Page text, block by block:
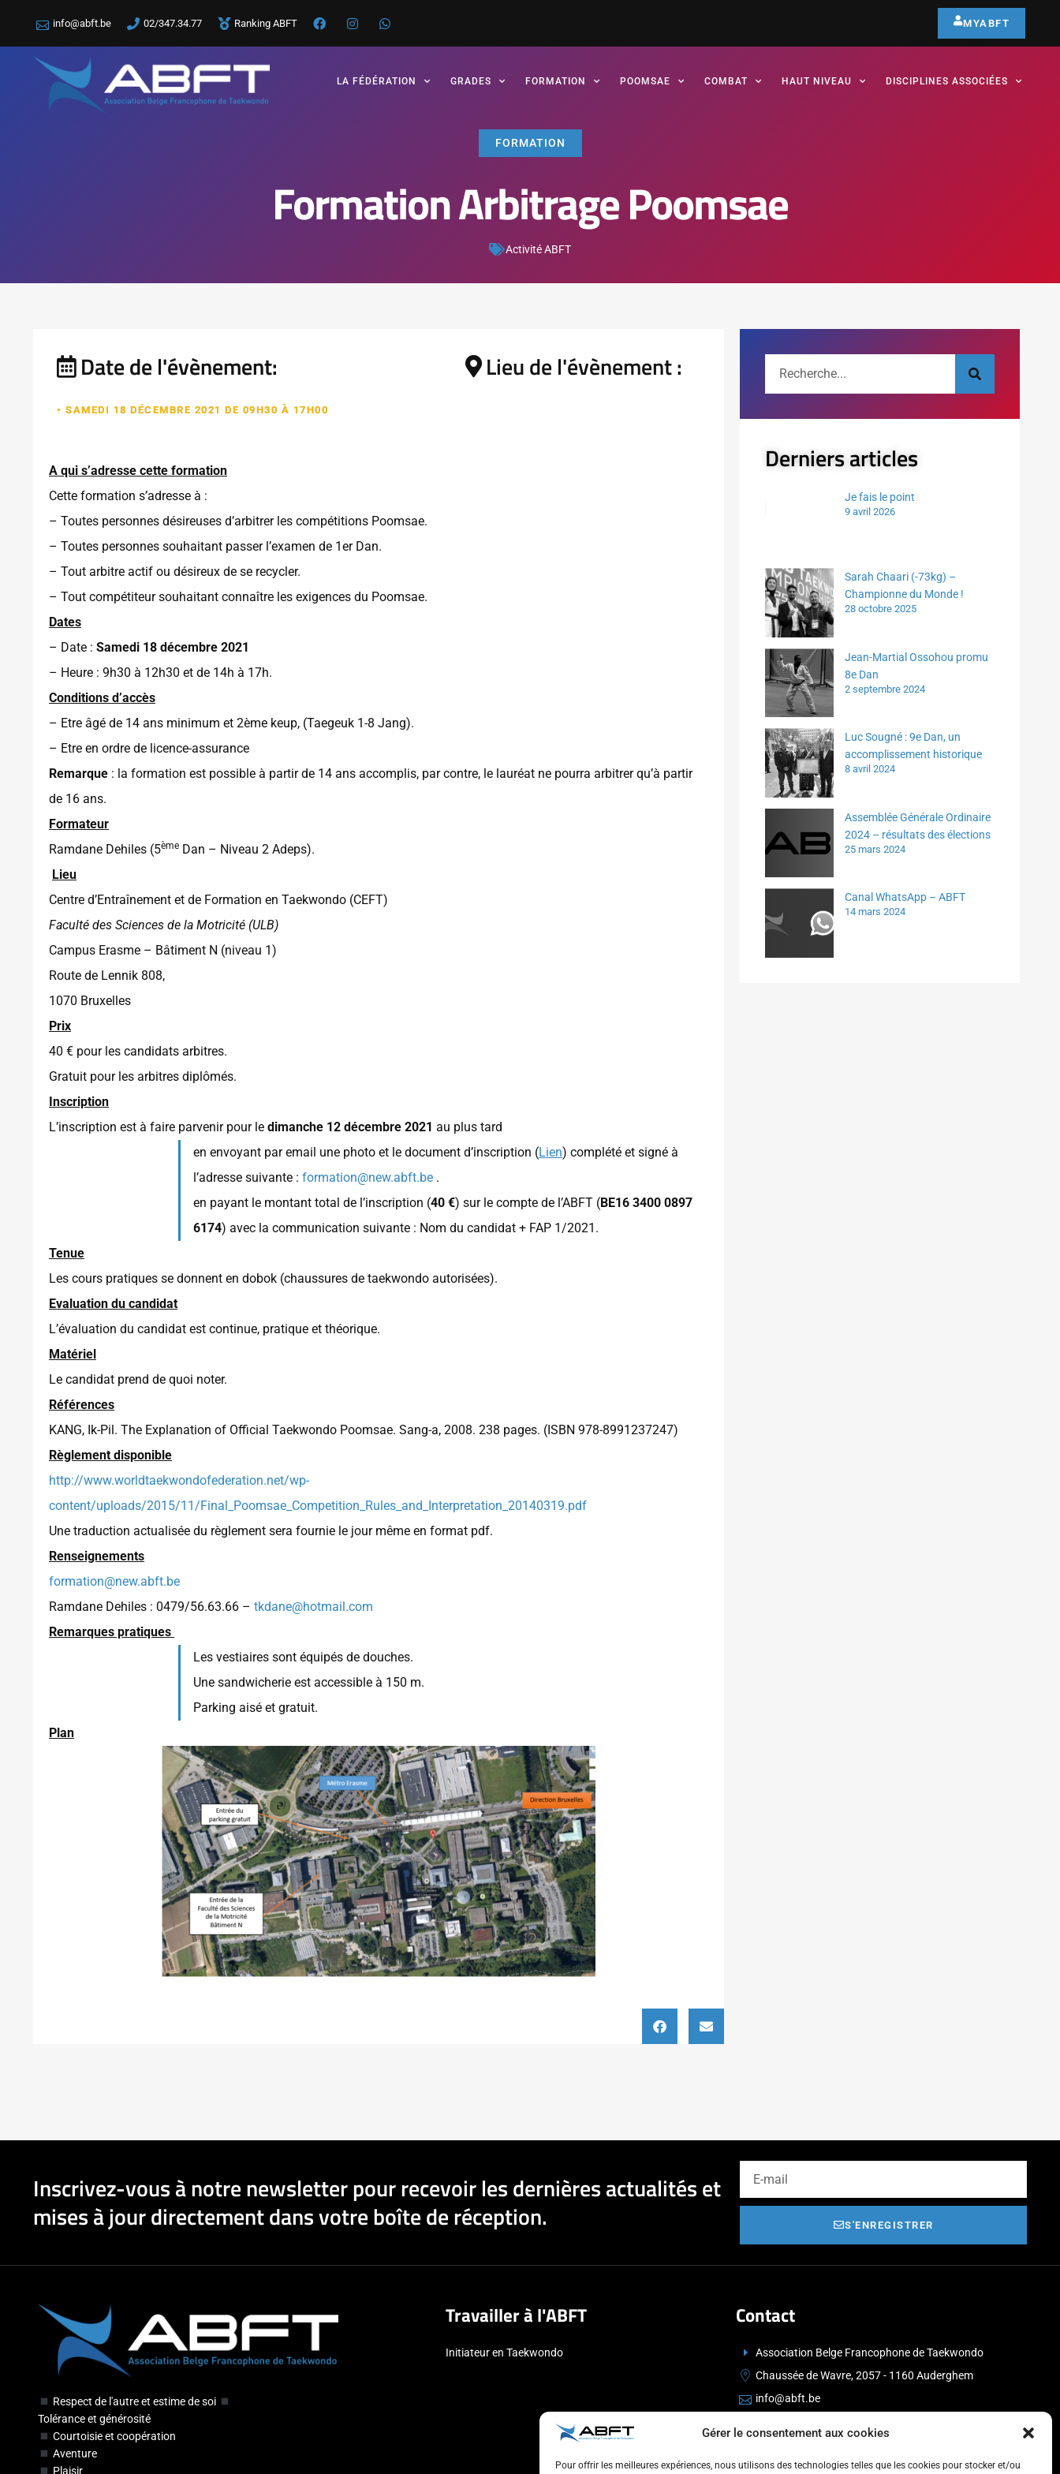
Gérer le consentement aux cookies
Pour offrir les meilleures expériences, nous utilisons des technologies telles que les cookies pour stocker et/ou
info@abft.be 02/347.34.77 Ranking ABFT MYABFT
LA FÉDÉRATION GRADES FORMATION POOMSAE COMBAT HAUT NIVEAU DISCIPLINES ASSOCIÉES
FORMATION
Formation Arbitrage Poomsae
Activité ABFT
Date de l'évènement:
• SAMEDI 18 DÉCEMBRE 2021 DE 09H30 À 17H00
Lieu de l'évènement :
A qui s’adresse cette formation
Cette formation s’adresse à :
– Toutes personnes désireuses d’arbitrer les compétitions Poomsae.
– Toutes personnes souhaitant passer l’examen de 1er Dan.
– Tout arbitre actif ou désireux de se recycler.
– Tout compétiteur souhaitant connaître les exigences du Poomsae.
Dates
– Date : Samedi 18 décembre 2021
– Heure : 9h30 à 12h30 et de 14h à 17h.
Conditions d’accès
– Etre âgé de 14 ans minimum et 2ème keup, (Taegeuk 1-8 Jang).
– Etre en ordre de licence-assurance
Remarque : la formation est possible à partir de 14 ans accomplis, par contre, le lauréat ne pourra arbitrer qu’à partir
de 16 ans.
Formateur
Ramdane Dehiles (5ème Dan – Niveau 2 Adeps).
Lieu
Centre d’Entraînement et de Formation en Taekwondo (CEFT)
Faculté des Sciences de la Motricité (ULB)
Campus Erasme – Bâtiment N (niveau 1)
Route de Lennik 808,
1070 Bruxelles
Prix
40 € pour les candidats arbitres.
Gratuit pour les arbitres diplômés.
Inscription
L’inscription est à faire parvenir pour le dimanche 12 décembre 2021 au plus tard
en envoyant par email une photo et le document d’inscription (Lien) complété et signé à
l’adresse suivante :formation@new.abft.be .
en payant le montant total de l’inscription (40 €) sur le compte de l’ABFT (BE16 3400 0897
6174) avec la communication suivante : Nom du candidat + FAP 1/2021.
Tenue
Les cours pratiques se donnent en dobok (chaussures de taekwondo autorisées).
Evaluation du candidat
L’évaluation du candidat est continue, pratique et théorique.
Matériel
Le candidat prend de quoi noter.
Références
KANG, Ik-Pil. The Explanation of Official Taekwondo Poomsae. Sang-a, 2008. 238 pages. (ISBN 978-8991237247)
Règlement disponible
http://www.worldtaekwondofederation.net/wp-
content/uploads/2015/11/Final_Poomsae_Competition_Rules_and_Interpretation_20140319.pdf
Une traduction actualisée du règlement sera fournie le jour même en format pdf.
Renseignements
formation@new.abft.be
Ramdane Dehiles : 0479/56.63.66 – tkdane@hotmail.com
Remarques pratiques
Les vestiaires sont équipés de douches.
Une sandwicherie est accessible à 150 m.
Parking aisé et gratuit.
Plan
Derniers articles
Je fais le point
9 avril 2026
Sarah Chaari (-73kg) –
Championne du Monde !
28 octobre 2025
Jean-Martial Ossohou promu
8e Dan
2 septembre 2024
Luc Sougné : 9e Dan, un
accomplissement historique
8 avril 2024
Assemblée Générale Ordinaire
2024 – résultats des élections
25 mars 2024
Canal WhatsApp – ABFT
14 mars 2024
Inscrivez-vous à notre newsletter pour recevoir les dernières actualités et
mises à jour directement dans votre boîte de réception.
S'ENREGISTRER
Respect de l'autre et estime de soi
Tolérance et générosité
Courtoisie et coopération
Aventure
Plaisir
Travailler à l'ABFT
Initiateur en Taekwondo
Contact
Association Belge Francophone de Taekwondo
Chaussée de Wavre, 2057 - 1160 Auderghem
info@abft.be